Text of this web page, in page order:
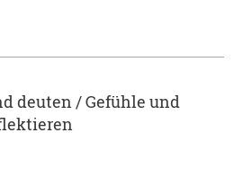
deuten / Gefühle und